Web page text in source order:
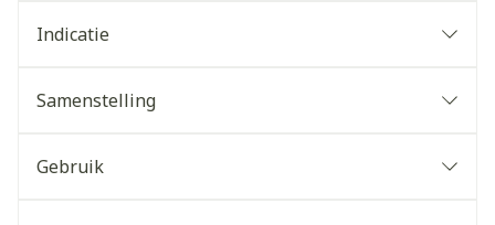
Indicatie
Samenstelling
Gebruik